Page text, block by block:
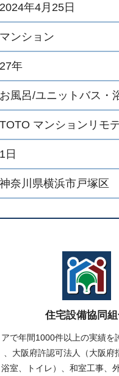
2024年4月25日
マンション
27年
お風呂/ユニットバス・
TOTO マンションリモ
1日
神奈川県横浜市戸塚区
住宅設備協同
で年間1000件以上の実績
、大阪府許認可法人（大阪
室、トイレ）、和室工事、